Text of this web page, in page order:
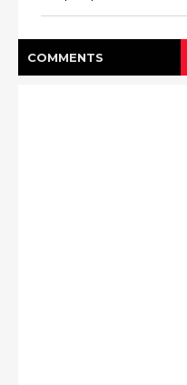
COMMENTS